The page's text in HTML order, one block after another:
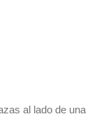
al lado de una